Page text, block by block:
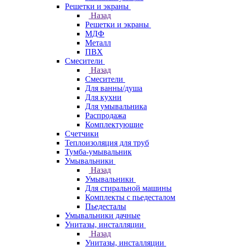
Решетки и экраны
Назад
Решетки и экраны
МДФ
Металл
ПВХ
Смесители
Назад
Смесители
Для ванны/душа
Для кухни
Для умывальника
Распродажа
Комплектующие
Счетчики
Теплоизоляция для труб
Тумба-умывальник
Умывальники
Назад
Умывальники
Для стиральной машины
Комплекты с пьедесталом
Пьедесталы
Умывальники дачные
Унитазы, инсталляции
Назад
Унитазы, инсталляции